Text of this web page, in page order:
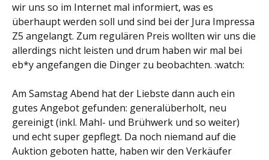
wir uns so im Internet mal informiert, was es
überhaupt werden soll und sind bei der Jura Impressa
Z5 angelangt. Zum regulären Preis wollten wir uns die
allerdings nicht leisten und drum haben wir mal bei
eb*y angefangen die Dinger zu beobachten. :watch:
Am Samstag Abend hat der Liebste dann auch ein
gutes Angebot gefunden: generalüberholt, neu
gereinigt (inkl. Mahl- und Brühwerk und so weiter)
und echt super gepflegt. Da noch niemand auf die
Auktion geboten hatte, haben wir den Verkäufer